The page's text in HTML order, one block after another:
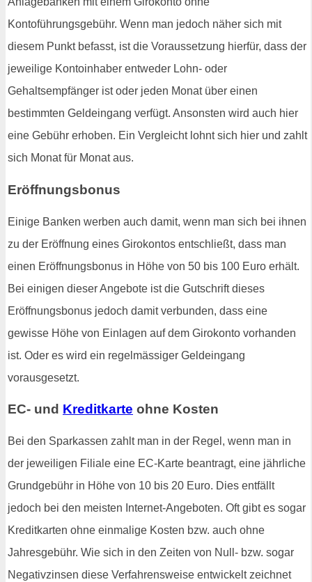
Kontoführungsgebühr. Wenn man jedoch näher sich mit
diesem Punkt befasst, ist die Voraussetzung hierfür, dass der
jeweilige Kontoinhaber entweder Lohn- oder
Gehaltsempfänger ist oder jeden Monat über einen
bestimmten Geldeingang verfügt. Ansonsten wird auch hier
eine Gebühr erhoben. Ein Vergleicht lohnt sich hier und zahlt
sich Monat für Monat aus.
Eröffnungsbonus
Einige Banken werben auch damit, wenn man sich bei ihnen
zu der Eröffnung eines Girokontos entschließt, dass man
einen Eröffnungsbonus in Höhe von 50 bis 100 Euro erhält.
Bei einigen dieser Angebote ist die Gutschrift dieses
Eröffnungsbonus jedoch damit verbunden, dass eine
gewisse Höhe von Einlagen auf dem Girokonto vorhanden
ist. Oder es wird ein regelmässiger Geldeingang
vorausgesetzt.
EC- und Kreditkarte ohne Kosten
Bei den Sparkassen zahlt man in der Regel, wenn man in
der jeweiligen Filiale eine EC-Karte beantragt, eine jährliche
Grundgebühr in Höhe von 10 bis 20 Euro. Dies entfällt
jedoch bei den meisten Internet-Angeboten. Oft gibt es sogar
Kreditkarten ohne einmalige Kosten bzw. auch ohne
Jahresgebühr. Wie sich in den Zeiten von Null- bzw. sogar
Negativzinsen diese Verfahrensweise entwickelt zeichnet